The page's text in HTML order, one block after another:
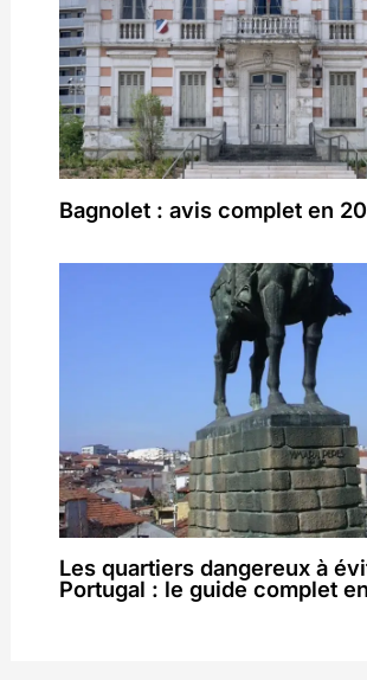
Bagnolet : avis complet en
Les quartiers dangereux à
Portugal : le guide complet